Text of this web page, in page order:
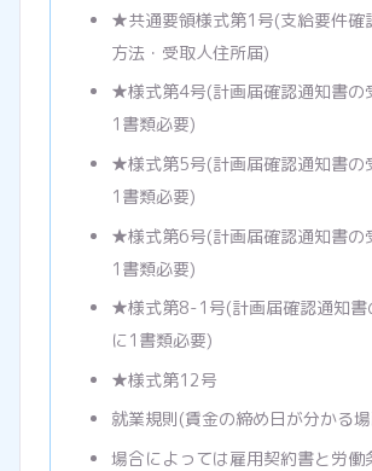
★共通要領様式第1号(支給要件確
方法・受取人住所届)
★様式第4号(計画届確認通知書の
1書類必要)
★様式第5号(計画届確認通知書の
1書類必要)
★様式第6号(計画届確認通知書の
1書類必要)
★様式第8-1号(計画届確認通知書
に1書類必要)
★様式第12号
就業規則(賃金の締め日が分かる
場合によっては雇用契約書と労働